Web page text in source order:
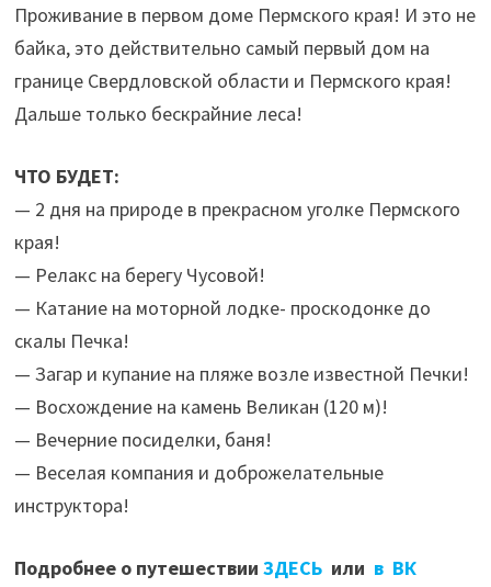
Проживание в первом доме Пермского края! И это не
байка, это действительно самый первый дом на
границе Свердловской области и Пермского края!
Дальше только бескрайние леса!
ЧТО БУДЕТ:
— 2 дня на природе в прекрасном уголке Пермского
края!
— Релакс на берегу Чусовой!
— Катание на моторной лодке- проскодонке до
скалы Печка!
— Загар и купание на пляже возле известной Печки!
— Восхождение на камень Великан (120 м)!
— Вечерние посиделки, баня!
— Веселая компания и доброжелательные
инструктора!
Подробнее о путешествии ЗДЕСЬили в ВК